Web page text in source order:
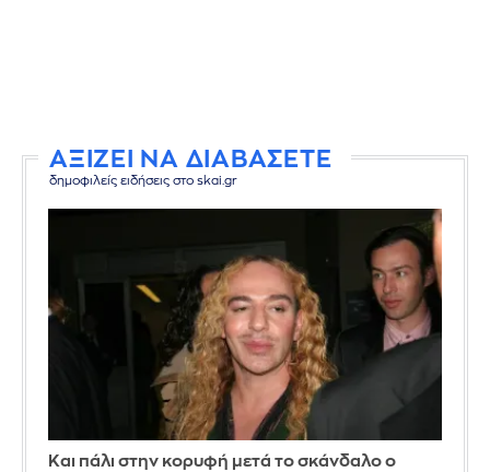
ΑΞΙΖΕΙ ΝΑ ΔΙΑΒΑΣΕΤΕ
δημοφιλείς ειδήσεις στο skai.gr
Και πάλι στην κορυφή μετά το σκάνδαλο ο